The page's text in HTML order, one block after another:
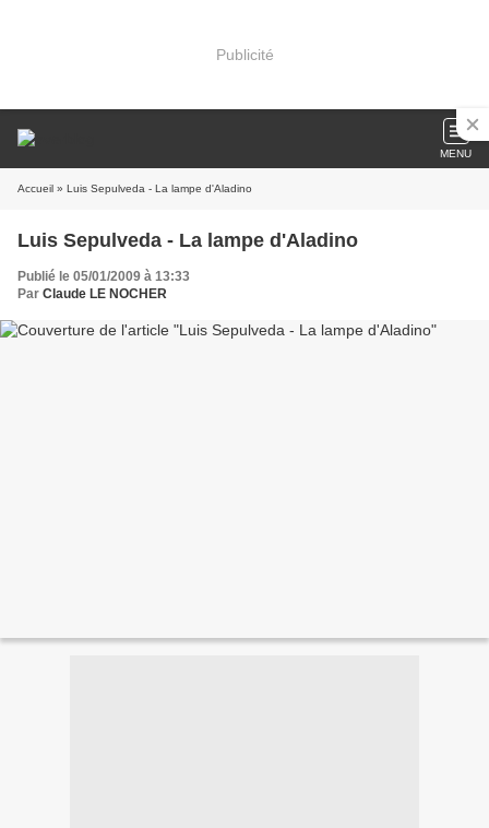
Publicité
MENU
Accueil » Luis Sepulveda - La lampe d'Aladino
Luis Sepulveda - La lampe d'Aladino
Publié le 05/01/2009 à 13:33
Par Claude LE NOCHER